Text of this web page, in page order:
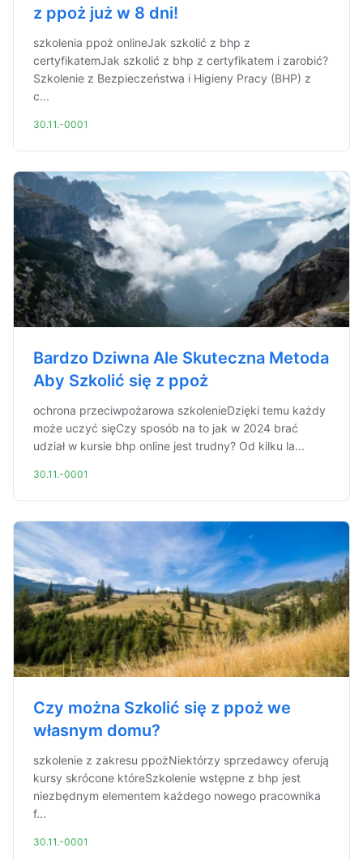
z ppoż już w 8 dni!
szkolenia ppoż onlineJak szkolić z bhp z
certyfikatemJak szkolić z bhp z certyfikatem i zarobić?
Szkolenie z Bezpieczeństwa i Higieny Pracy (BHP) z
c...
30.11.-0001
Bardzo Dziwna Ale Skuteczna Metoda
Aby Szkolić się z ppoż
ochrona przeciwpożarowa szkolenieDzięki temu każdy
może uczyć sięCzy sposób na to jak w 2024 brać
udział w kursie bhp online jest trudny? Od kilku la...
30.11.-0001
Czy można Szkolić się z ppoż we
własnym domu?
szkolenie z zakresu ppożNiektórzy sprzedawcy oferują
kursy skrócone któreSzkolenie wstępne z bhp jest
niezbędnym elementem każdego nowego pracownika
f...
30.11.-0001